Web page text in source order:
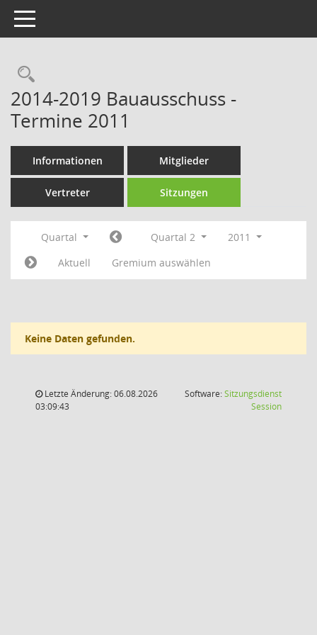
Toggle navigation
Rechercheauswahl
2014-2019 Bauausschuss -
Termine 2011
Informationen Mitglieder
Vertreter Sitzungen
Quartal Quartal 2
2011
Aktuell
Gremium auswählen
Keine Daten gefunden.
Letzte Änderung: 06.08.2026
03:09:43
Software:Sitzungsdienst
Session(Wird in